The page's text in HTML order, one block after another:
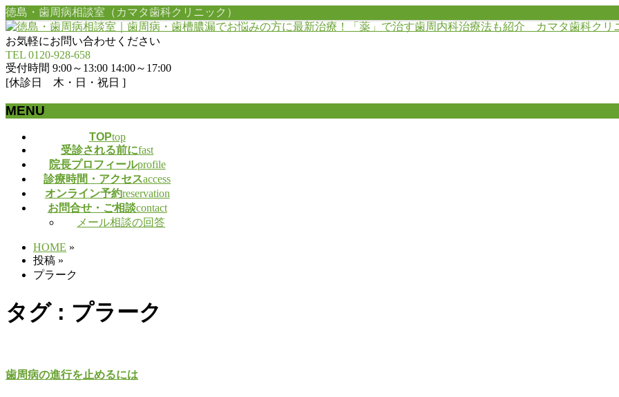
徳島・歯周病相談室（カマタ歯科クリニック）
お気軽にお問い合わせください
TEL 0120-928-658
受付時間 9:00～13:00 14:00～17:00
[休診日 木・日・祝日 ]
MENU
TOPtop
受診される前にfast
院長プロフィールprofile
診療時間・アクセスaccess
オンライン予約reservation
お問合せ・ご相談contact
メール相談の回答
HOME »
投稿 »
プラーク
タグ : プラーク
歯周病の進行を止めるには